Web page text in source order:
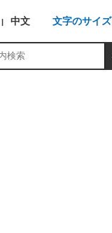
中文 文字のサイズ